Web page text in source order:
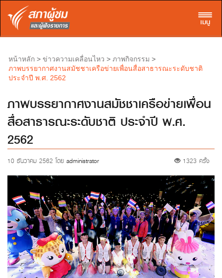
เมนู
หน้าหลัก > ข่าวความเคลื่อนไหว > ภาพกิจกรรม >
ภาพบรรยากาศงานสมัชชาเครือข่ายเพื่อนสื่อสาธารณะระดับชาติ
ประจำปี พ.ศ. 2562
ภาพบรรยากาศงานสมัชชาเครือข่ายเพื่อน
สื่อสาธารณะระดับชาติ ประจำปี พ.ศ.
2562
10 ธันวาคม 2562 โดย administrator 1323 ครั้ง